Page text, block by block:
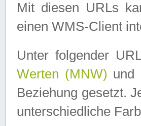
Mit diesen URLs
einen WMS-Client
Unter folgender
Werten (MNW) und
Beziehung gesetzt.
unterschiedliche